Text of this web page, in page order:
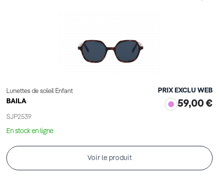
Lunettes de soleil Enfant
BAILA
SJP2539
PRIX EXCLU WEB
59,00 €
En stock en ligne
Voir le produit